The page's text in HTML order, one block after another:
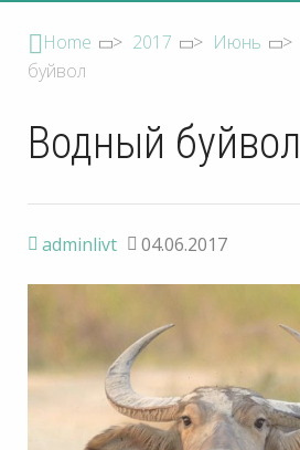
Home > 2017 > Июнь >
буйвол
Водный буйвол
adminlivt 04.06.2017